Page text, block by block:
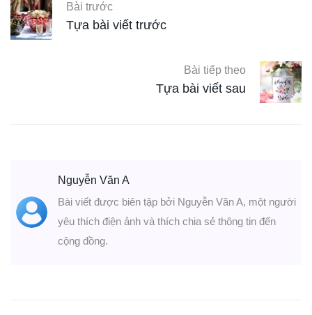
Bài trước
Tựa bài viết trước
Bài tiếp theo
Tựa bài viết sau
Nguyễn Văn A
Bài viết được biên tập bởi Nguyễn Văn A, một người
yêu thích điện ảnh và thích chia sẻ thông tin đến
cộng đồng.